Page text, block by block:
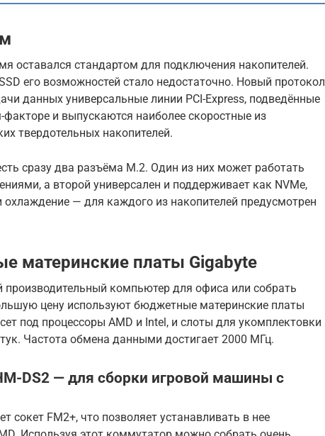
оставался стандартом для подключения накопителей.
его возможностей стало недостаточно. Новый протокол
данных универсальные линии PCI-Express, подведённые
и выпускаются наиболее скоростные из
твердотельных накопителей.
сразу два разъёма M.2. Один из них может работать
а второй универсален и поддерживает как NVMe,
охлаждение — для каждого из накопителей предусмотрен
материнские платы Gigabyte
компьютер для офиса или собрать
цену используют бюджетные материнские платы
под процессоры AMD и Intel, и слоты для укомплектовки
Частота обмена данными достигает 2000 МГц.
DS2 — для сборки игровой машины с
сокет FM2+, что позволяет устанавливать в нее